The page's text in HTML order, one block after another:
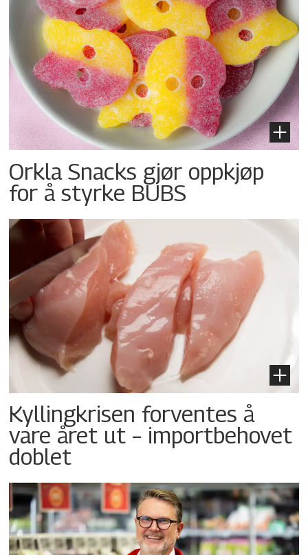
Orkla Snacks gjør oppkjøp
for å styrke BUBS
Kyllingkrisen forventes å
vare året ut – importbehovet
doblet